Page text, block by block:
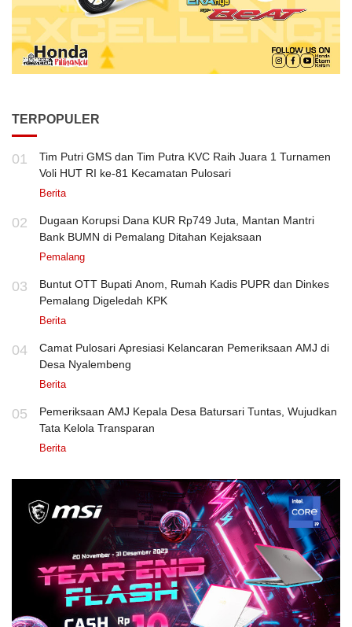
TERPOPULER
01
Tim Putri GMS dan Tim Putra KVC Raih Juara 1 Turnamen
Voli HUT RI ke-81 Kecamatan Pulosari
Berita
02
Dugaan Korupsi Dana KUR Rp749 Juta, Mantan Mantri
Bank BUMN di Pemalang Ditahan Kejaksaan
Pemalang
03
Buntut OTT Bupati Anom, Rumah Kadis PUPR dan Dinkes
Pemalang Digeledah KPK
Berita
04
Camat Pulosari Apresiasi Kelancaran Pemeriksaan AMJ di
Desa Nyalembeng
Berita
05
Pemeriksaan AMJ Kepala Desa Batursari Tuntas, Wujudkan
Tata Kelola Transparan
Berita